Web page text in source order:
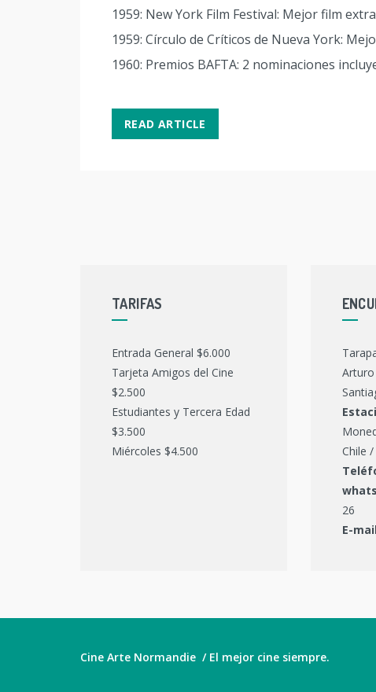
1959: New York Film Festival: Mejor film
1959: Círculo de Críticos de Nueva York:
1960: Premios BAFTA: 2 nominaciones
READ ARTICLE
TARIFAS
Entrada General $6.000
Tarjeta Amigos del Cine
$2.500
Estudiantes y Tercera Edad
$3.500
Miércoles $4.500
Chile
26
E-
Cine Arte Normandie / El mejor cine siempre.